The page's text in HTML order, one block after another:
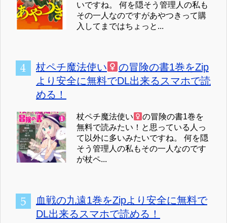
いですね。 何を隠そう管理人の私も
その一人なのですがあやつきって購
入してまではちょっと...
杖ペチ魔法使い
の冒険の書1巻をZip
より安全に無料でDL出来るスマホで読
める！
杖ペチ魔法使い
の冒険の書1巻を
無料で読みたい！と思っている人っ
て以外に多いみたいですね。 何を隠
そう管理人の私もその一人なのです
が杖ペ...
血戦の九遠1巻をZipより安全に無料で
DL出来るスマホで読める！